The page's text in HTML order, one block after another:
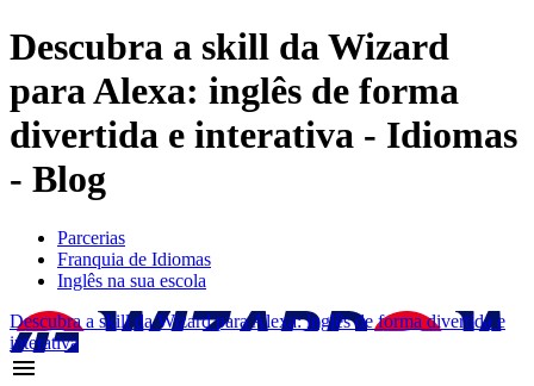
Descubra a skill da Wizard
para Alexa: inglês de forma
divertida e interativa - Idiomas
- Blog
Parcerias
Franquia de Idiomas
Inglês na sua escola
Descubra a skill da Wizard para Alexa: inglês de forma divertida e
interativa
menu